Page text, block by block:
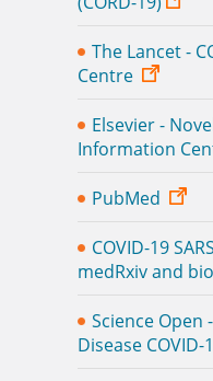
The Lancet -
Centre
Elsevier -
Information
PubMed
COVID-19
medRxiv and
Science Open
Disease COVID-